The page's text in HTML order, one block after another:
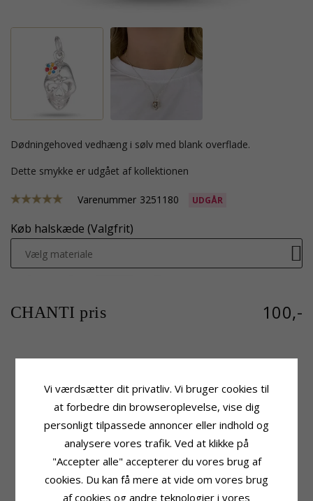
dødningehoved vedhæng i sølv med blank overflade.
Dette smykke er udgået af kollektionen
Varenummer 3251180 UDGÅR
Køb halskæde (Valgfrit)
Vælg materiale
CHANTI pris 100,-
Form:Dødningehoved
Vedhæng: Vedhæng
Sølv
Overflade: Blank
Højde: 22,1 mm
Højde Ekskl. Øsken: 17,8 mm
9,6 mm
Leveringstid
KUNDER DER HAR KØBT DENNE HAR
Vi værdsætter dit privatliv. Vi bruger cookies til
at forbedre din browseroplevelse, vise dig
personligt tilpassede annoncer eller indhold og
analysere vores trafik. Ved at klikke på
"Accepter alle" accepterer du vores brug af
cookies. Du kan få mere at vide om vores brug
af cookies og andre teknologier i vores